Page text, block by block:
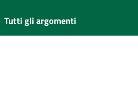
Tutti gli argomenti